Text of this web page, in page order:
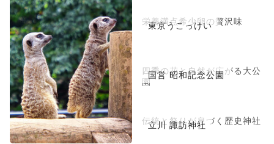
東京うこっけい
栄養満点希少卵の贅沢味
国営 昭和記念公園
四季の花と自然が広がる大公
園
立川 諏訪神社
伝統と祭りが息づく歴史神社